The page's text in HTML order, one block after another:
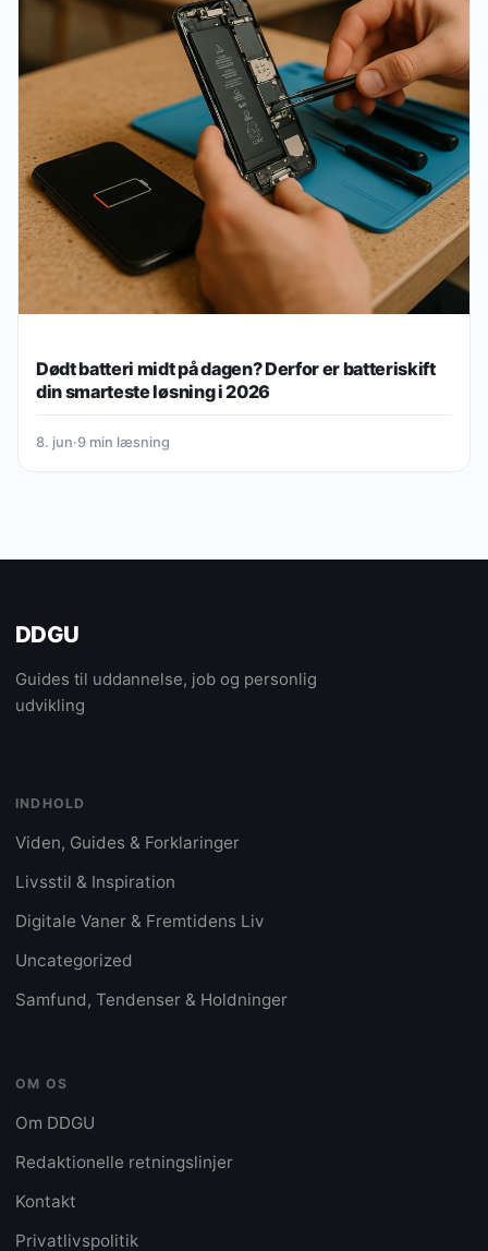
Dødt batteri midt på dagen? Derfor er batteriskift
din smarteste løsning i 2026
8. jun·9 min læsning
DDGU
Guides til uddannelse, job og personlig
udvikling
INDHOLD
Viden, Guides & Forklaringer
Livsstil & Inspiration
Digitale Vaner & Fremtidens Liv
Uncategorized
Samfund, Tendenser & Holdninger
OM OS
Om DDGU
Redaktionelle retningslinjer
Kontakt
Privatlivspolitik